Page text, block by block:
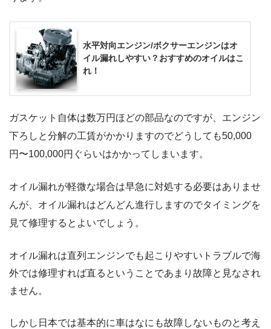
水平対向エンジン/ボクサーエンジンはオ
イル漏れしやすい？おすすめのオイルはこ
れ！
ガスケット自体は数万円ほどの部品なのですが、エンジン
下ろしと分解の工賃がかかりますのでどうしても50,000
円〜100,000円ぐらいはかかってしまいます。
オイル漏れが軽微な場合は早急に対処する必要はありませ
んが、オイル漏れはどんどん進行しますのでタイミングを
見て修理するとよいでしょう。
オイル漏れは直列エンジンでも起こりやすいトラブルで海
外では修理すれば直るということであまり故障と見なされ
ません。
しかし日本では基本的に車はなにも故障しないものと考え